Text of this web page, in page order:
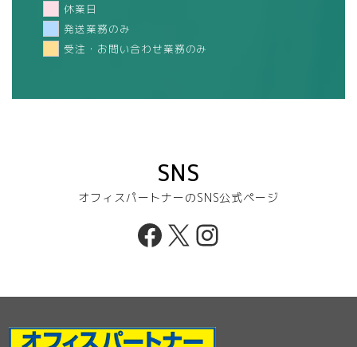
休業日
発送業務のみ
受注・お問い合わせ業務のみ
SNS
オフィスパートナーのSNS公式ページ
Facebook
X Instagram